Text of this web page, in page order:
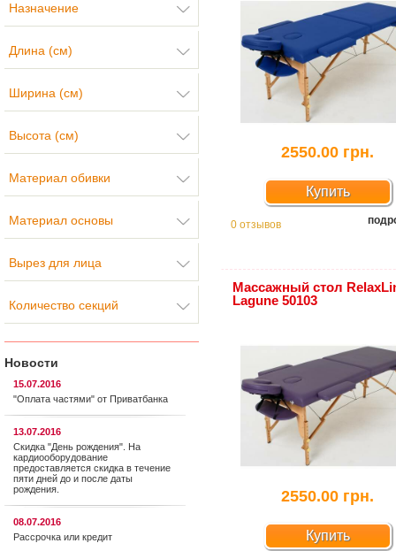
Назначение
Длина (см)
Ширина (см)
Высота (см)
Материал обивки
Материал основы
Вырез для лица
Количество секций
Новости
15.07.2016
"Оплата частями" от Приватбанка
13.07.2016
Скидка "День рождения". На
кардиооборудование
предоставляется cкидка в течение
пяти дней до и после даты
рождения.
08.07.2016
Рассрочка или кредит
2550.00 грн.
Купить
0 отзывов
Массажный стол
Lagune 50103
2550.00 грн.
Купить